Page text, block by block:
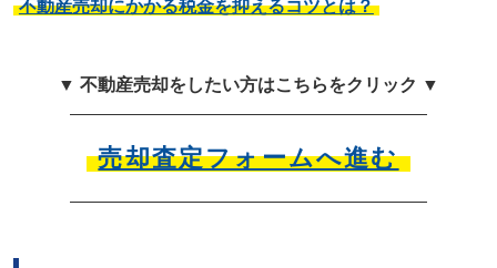
不動産売却にかかる税金を抑えるコツとは？
▼ 不動産売却をしたい方はこちらをクリック ▼
売却査定フォームへ進む